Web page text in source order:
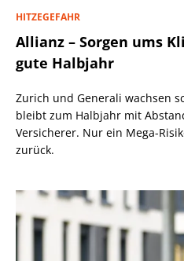
HITZEGEFAHR
Allianz – Sorgen ums
gute Halbjahr
Zurich und Generali wachsen
bleibt zum Halbjahr mit
Versicherer. Nur ein Mega-
zurück.